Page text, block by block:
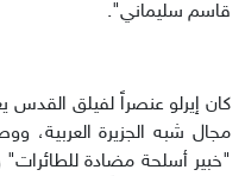
قاسم سليماني".
كان إيرلو عنصراً لفيلق القدس
مجال شبه الجزيرة العربية،
"خبير أسلحة مضادة للطائرات"